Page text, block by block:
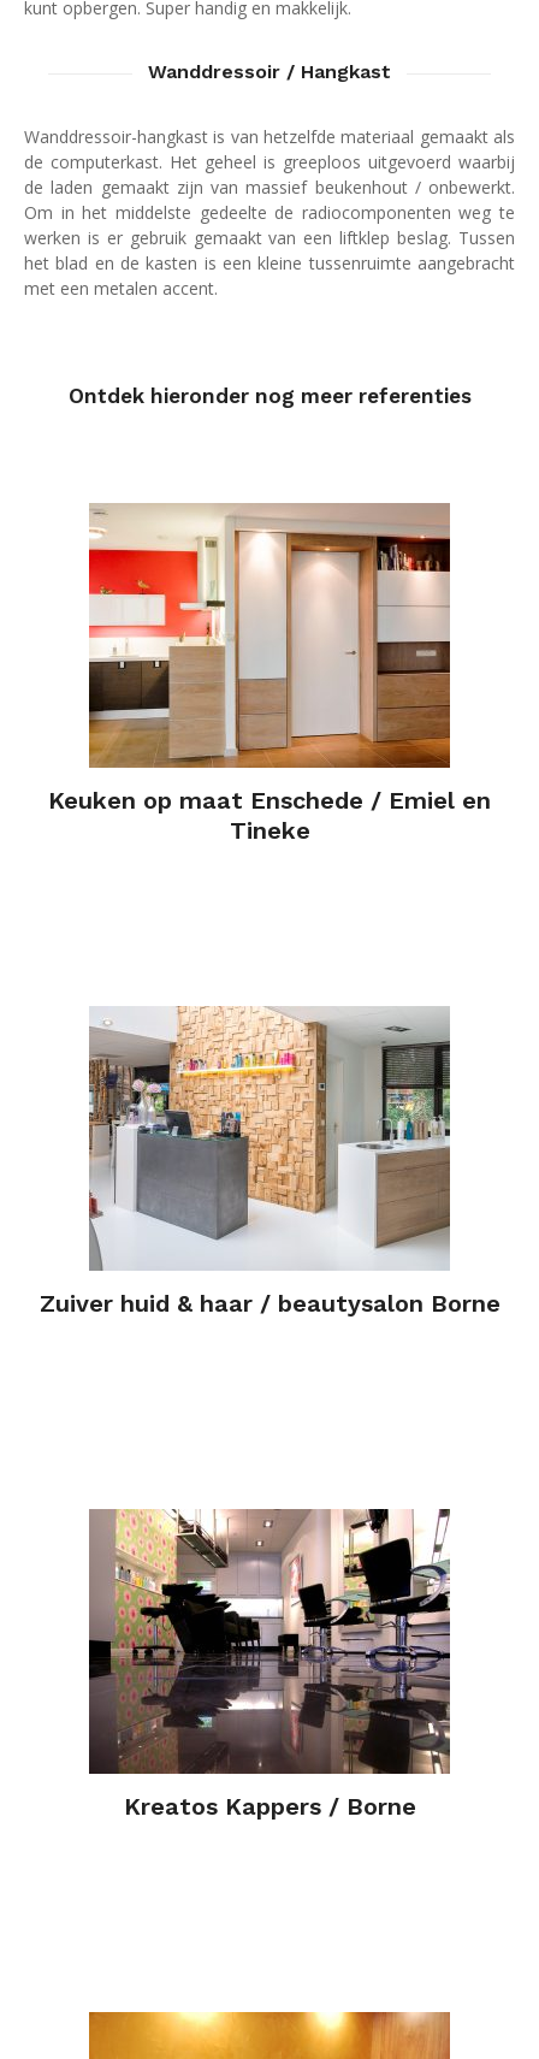
kunt opbergen. Super handig en makkelijk.
Wanddressoir / Hangkast
Wanddressoir-hangkast is van hetzelfde materiaal gemaakt als
de computerkast. Het geheel is greeploos uitgevoerd waarbij
de laden gemaakt zijn van massief beukenhout / onbewerkt.
Om in het middelste gedeelte de radiocomponenten weg te
werken is er gebruik gemaakt van een liftklep beslag. Tussen
het blad en de kasten is een kleine tussenruimte aangebracht
met een metalen accent.
Ontdek hieronder nog meer referenties
Keuken op maat Enschede / Emiel en
Tineke
Zuiver huid & haar / beautysalon Borne
Kreatos Kappers / Borne